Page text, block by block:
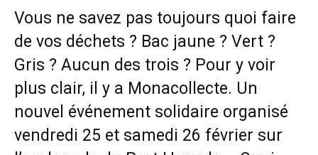
Vous ne savez pas toujours quoi faire
de vos déchets ? Bac jaune ? Vert ?
Gris ? Aucun des trois ? Pour y voir
plus clair, il y a Monacollecte. Un
nouvel événement solidaire organisé
vendredi 25 et samedi 26 février sur